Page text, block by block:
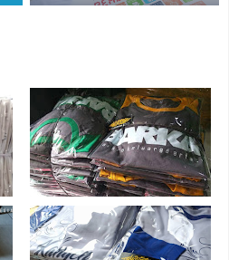
Hasil Produksi Sablon Kaos Family
Raglan Abu Kuning dan Abu Hijau
Bahan Cotton Combed -